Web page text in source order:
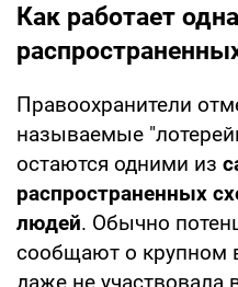
Как работает
Правоохранители
называемые
остаются одними из
распространенных
людей. Обычно
сообщают о крупном
даже не